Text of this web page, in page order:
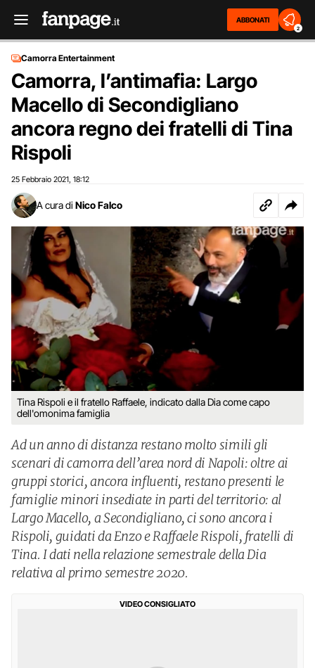
ABBONATI
2
Camorra Entertainment
Camorra, l’antimafia: Largo
Macello di Secondigliano
ancora regno dei fratelli di Tina
Rispoli
25 Febbraio 2021 18:12
A cura di Nico Falco
Tina Rispoli e il fratello Raffaele, indicato dalla Dia come capo
dell'omonima famiglia
Ad un anno di distanza restano molto simili gli
scenari di camorra dell’area nord di Napoli: oltre ai
gruppi storici, ancora influenti, restano presenti le
famiglie minori insediate in parti del territorio: al
Largo Macello, a Secondigliano, ci sono ancora i
Rispoli, guidati da Enzo e Raffaele Rispoli, fratelli di
Tina. I dati nella relazione semestrale della Dia
relativa al primo semestre 2020.
VIDEO CONSIGLIATO